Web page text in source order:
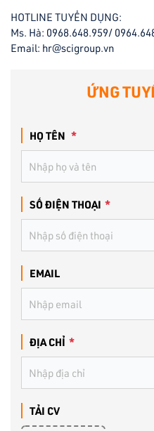
HOTLINE TUYỂN DỤNG:
Ms. Hà: 0968.648.959/
Email: hr@scigroup.vn
ỨNG
HỌ TÊN *
SỐ ĐIỆN THOẠI *
EMAIL
ĐỊA CHỈ *
TẢI CV